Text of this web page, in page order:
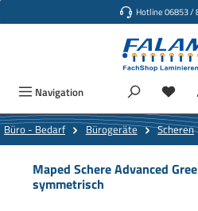
Hotline 06853 /
Navigation
Büro - Bedarf Bürogeräte Scheren
Maped Schere Advanced
symmetrisch